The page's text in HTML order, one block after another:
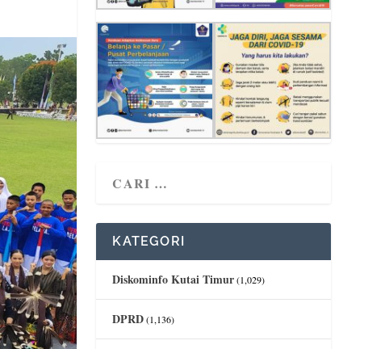
KATEGORI
Diskominfo Kutai Timur(1,029)
DPRD(1,136)